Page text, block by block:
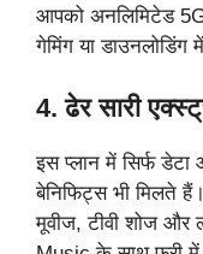
आपको अनलिमिटेड 5G
गेमिंग या
4. ढेर सारी
इस प्लान में सिर्फ डेटा
बेनिफिट्स भी मिलते
मूवीज, टीवी शोज